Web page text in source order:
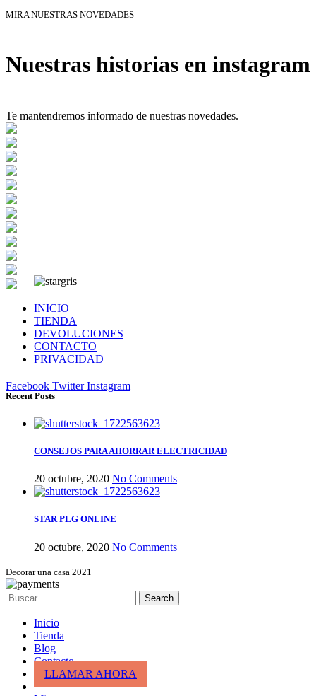
MIRA NUESTRAS NOVEDADES
Nuestras historias en instagram
Te mantendremos informado de nuestras novedades.
INICIO
TIENDA
DEVOLUCIONES
CONTACTO
PRIVACIDAD
Facebook Twitter Instagram
Recent Posts
CONSEJOS PARA AHORRAR ELECTRICIDAD
20 octubre, 2020 No Comments
STAR PLG ONLINE
20 octubre, 2020 No Comments
Decorar una casa 2021
Search
Inicio
Tienda
Blog
Contacto
LLAMAR AHORA